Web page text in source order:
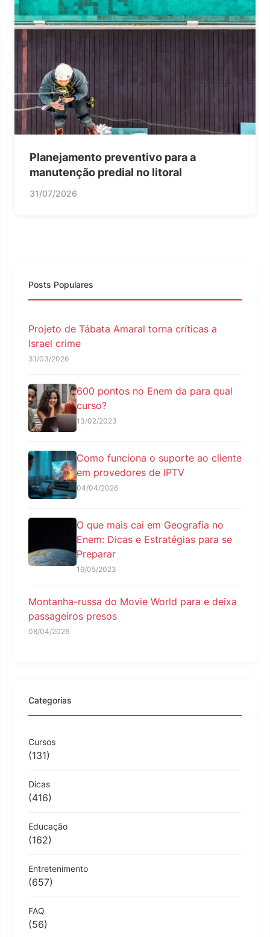
Planejamento preventivo para a
manutenção predial no litoral
31/07/2026
Posts Populares
Projeto de Tábata Amaral torna críticas a
Israel crime
31/03/2026
600 pontos no Enem da para qual
curso?
13/02/2023
Como funciona o suporte ao cliente
em provedores de IPTV
04/04/2026
O que mais cai em Geografia no
Enem: Dicas e Estratégias para se
Preparar
19/05/2023
Montanha-russa do Movie World para e deixa
passageiros presos
08/04/2026
Categorias
Cursos
(131)
Dicas
(416)
Educação
(162)
Entretenimento
(657)
FAQ
(56)